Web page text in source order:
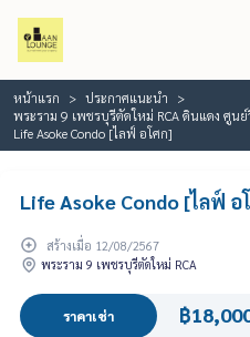
หน้าแรก
ประกาศแนะนำ
พระราม 9 เพชรบุรีตัดใหม่ RCA ดินแดง ศูน
Life Asoke Condo [ไลฟ์ อโศก]
Life Asoke Condo [ไลฟ์ อ
สร้างเมื่อ 12/08/2567
พระราม 9 เพชรบุรีตัดใหม่ RCA
ราคาเช่า ฿